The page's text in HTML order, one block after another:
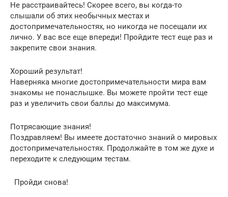
Не расстраивайтесь! Скорее всего, вы когда-то
слышали об этих необычных местах и
достопримечательностях, но никогда не посещали их
лично. У вас все еще впереди! Пройдите тест еще раз и
закрепите свои знания.
Хороший результат!
Наверняка многие достопримечательности мира вам
знакомы не понаслышке. Вы можете пройти тест еще
раз и увеличить свои баллы до максимума.
Потрясающие знания!
Поздравляем! Вы имеете достаточно знаний о мировых
достопримечательностях. Продолжайте в том же духе и
переходите к следующим тестам.
Пройди снова!